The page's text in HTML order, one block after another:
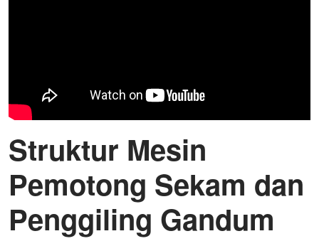
Struktur Mesin
Pemotong Sekam dan
Penggiling Gandum